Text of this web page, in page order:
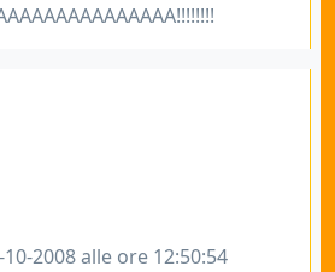
2008 alle ore 12:50:54